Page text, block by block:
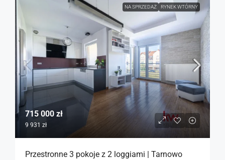
NA SPRZEDAŻ RYNEK WTÓRNY
715 000 zł
9 931 zł
Przestronne 3 pokoje z 2 loggiami | Tarnowo